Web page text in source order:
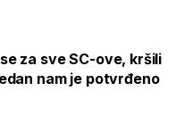
za sve SC-ove, kršili
nam je potvrđeno